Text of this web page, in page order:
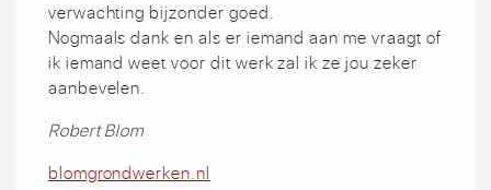
verwachting bijzonder goed.
Nogmaals dank en als er iemand aan me vraagt of
ik iemand weet voor dit werk zal ik ze jou zeker
aanbevelen.
Robert Blom
blomgrondwerken.nl